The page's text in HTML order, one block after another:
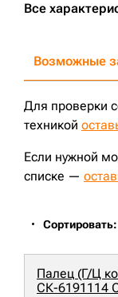
Все
Возможные
Для проверки
техникой
Если нужной
списке —
Палец (Г/Ц
СК-6191114